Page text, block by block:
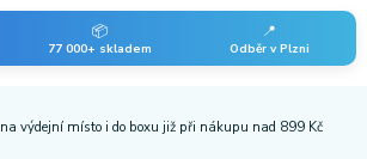
📦
77 000+ skladem
📍
Odběr v Plzni
na výdejní místo i do boxu již při nákupu nad 899 Kč